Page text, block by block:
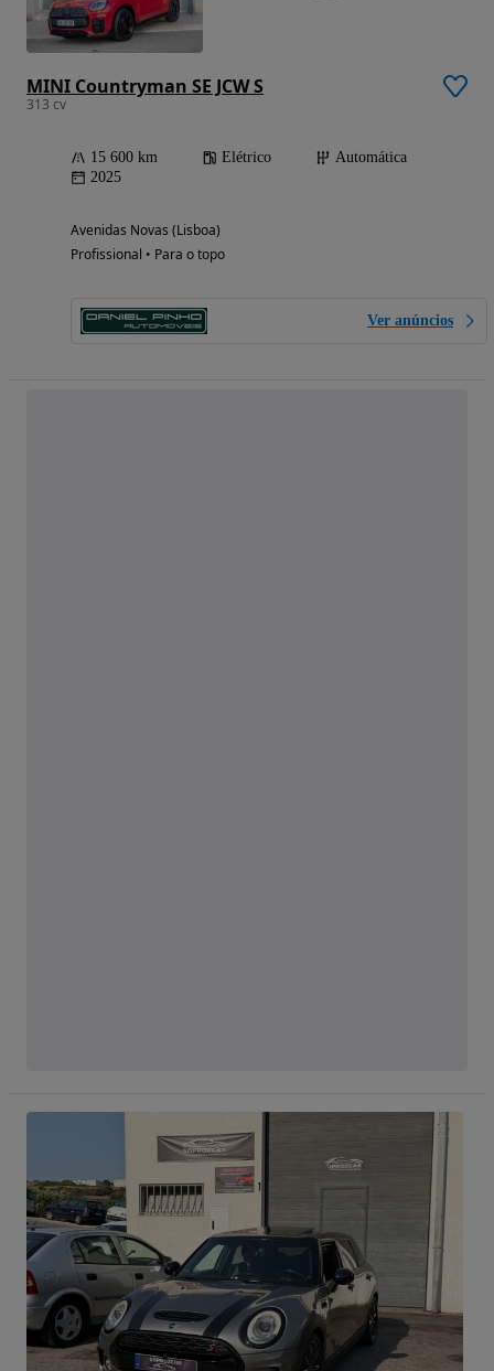
MINI Countryman SE JCW S
313 cv
15 600 km Elétrico
Automática
2025
Avenidas Novas (Lisboa)
Profissional • Para o topo
Ver anúncios